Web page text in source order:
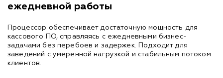
ежедневной работы
Процессор обеспечивает достаточную мощность для
кассового ПО, справляясь с ежедневными бизнес-
задачами без перебоев и задержек. Подходит для
заведений с умеренной нагрузкой и стабильным потоком
клиентов.